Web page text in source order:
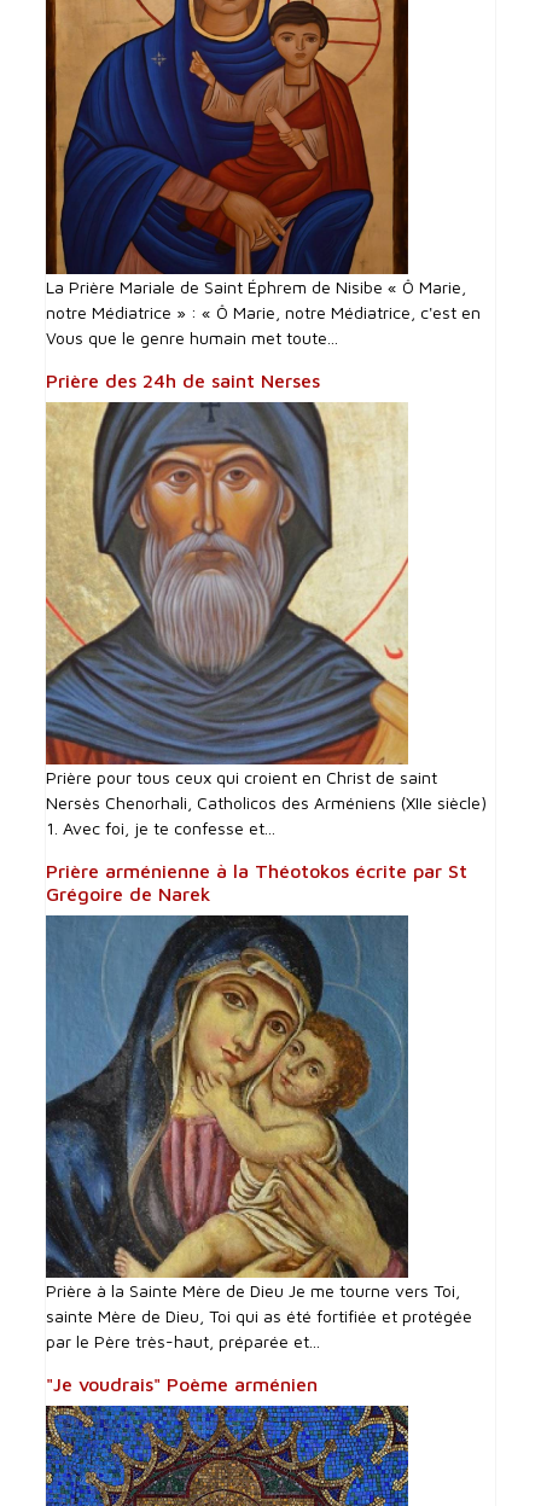
La Prière Mariale de Saint Éphrem de Nisibe « Ô Marie,
notre Médiatrice » : « Ô Marie, notre Médiatrice, c'est en
Vous que le genre humain met toute...
Prière des 24h de saint Nerses
Prière pour tous ceux qui croient en Christ de saint
Nersès Chenorhali, Catholicos des Arméniens (XIIe siècle)
1. Avec foi, je te confesse et...
Prière arménienne à la Théotokos écrite par St
Grégoire de Narek
Prière à la Sainte Mère de Dieu Je me tourne vers Toi,
sainte Mère de Dieu, Toi qui as été fortifiée et protégée
par le Père très-haut, préparée et...
"Je voudrais" Poème arménien